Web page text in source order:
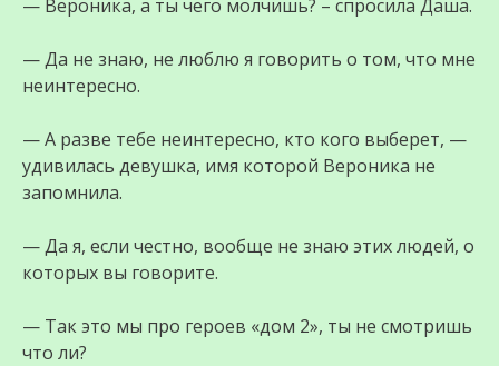
— Вероника, а ты чего молчишь? – спросила Даша.
— Да не знаю, не люблю я говорить о том, что мне
неинтересно.
— А разве тебе неинтересно, кто кого выберет, —
удивилась девушка, имя которой Вероника не
запомнила.
— Да я, если честно, вообще не знаю этих людей, о
которых вы говорите.
— Так это мы про героев «дом 2», ты не смотришь
что ли?